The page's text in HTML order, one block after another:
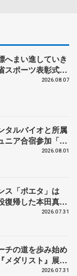
へまい進していき
ポーツ表彰式で
2026.08.07
タルバイオと所属
ア合宿参加「結
」 講師はジェー
2026.08.01
ス「ポエタ」は
復帰した本田真
イスショー2026.07.31
チの道を歩み始め
メダリスト』展覧
ル
2026.07.31